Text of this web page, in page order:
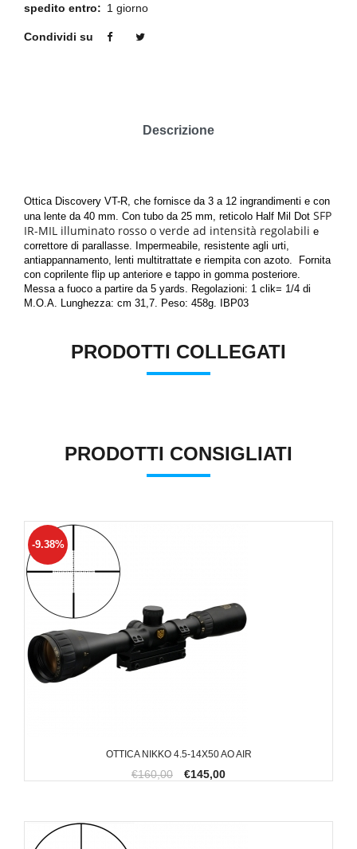
spedito entro: 1 giorno
Condividi su
Descrizione
Ottica Discovery VT-R, che fornisce da 3 a 12 ingrandimenti e con
una lente da 40 mm. Con tubo da 25 mm, reticolo Half Mil Dot SFP
IR-MIL illuminato rosso o verde ad intensità regolabili e
correttore di parallasse. Impermeabile, resistente agli urti,
antiappannamento, lenti multitrattate e riempita con azoto. Fornita
con coprilente flip up anteriore e tappo in gomma posteriore.
Messa a fuoco a partire da 5 yards. Regolazioni: 1 clik= 1/4 di
M.O.A. Lunghezza: cm 31,7. Peso: 458g. IBP03
PRODOTTI COLLEGATI
PRODOTTI CONSIGLIATI
OTTICA NIKKO 4.5-14X50 AO AIR
-9.38%
€160,00 €145,00